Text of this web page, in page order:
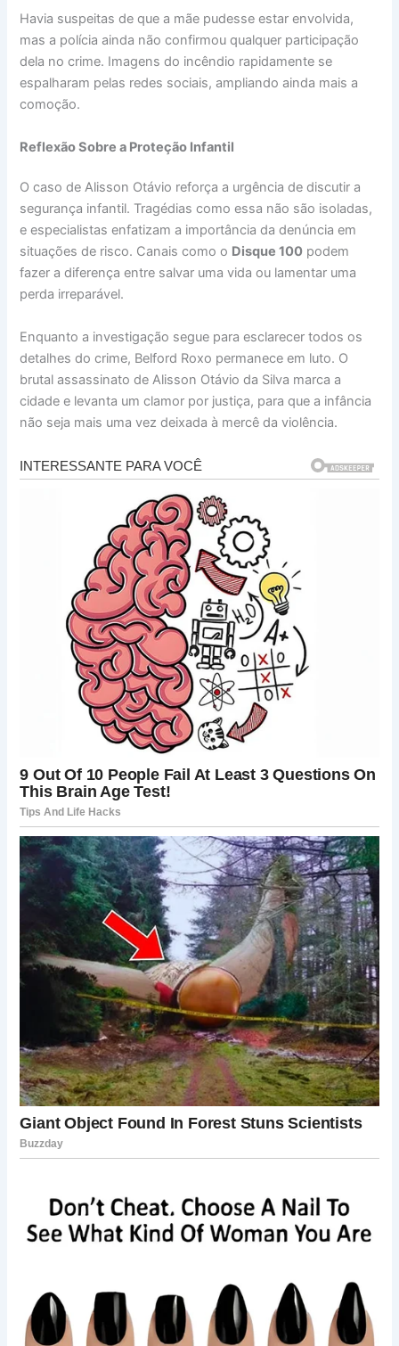
Havia suspeitas de que a mãe pudesse estar envolvida,
mas a polícia ainda não confirmou qualquer participação
dela no crime. Imagens do incêndio rapidamente se
espalharam pelas redes sociais, ampliando ainda mais a
comoção.
Reflexão Sobre a Proteção Infantil
O caso de Alisson Otávio reforça a urgência de discutir a
segurança infantil. Tragédias como essa não são isoladas,
e especialistas enfatizam a importância da denúncia em
situações de risco. Canais como o Disque 100 podem
fazer a diferença entre salvar uma vida ou lamentar uma
perda irreparável.
Enquanto a investigação segue para esclarecer todos os
detalhes do crime, Belford Roxo permanece em luto. O
brutal assassinato de Alisson Otávio da Silva marca a
cidade e levanta um clamor por justiça, para que a infância
não seja mais uma vez deixada à mercê da violência.